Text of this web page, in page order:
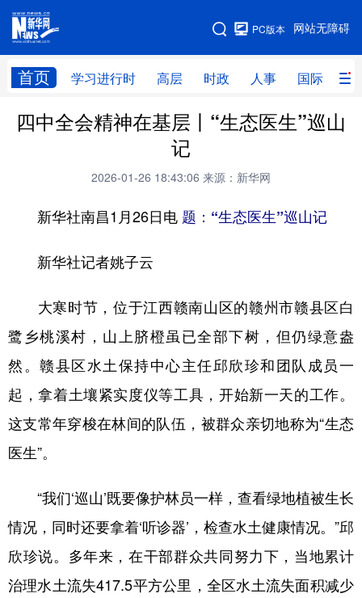
网站无障碍
PC版本
首页 学习进行时 高层 时政 人事 国际 财
网站地图
学习进行时 高层 时政 人事
科技 科创 量子 体育
文化 书画
食品 人居 信息化 数字经济
学术中国 乡村振兴 银龄 溯源中国
城市 旅游 能源 会展
彩票
公益 一带一路 亚太网 上市公司
文化产业
地方频道
四中全会精神在基层丨“生态医生”巡山
记
2026-01-26 18:43:06 来源：新华网
新华社南昌1月26日电 题：“生态医生”巡山记
新华社记者姚子云
大寒时节，位于江西赣南山区的赣州市赣县区白
鹭乡桃溪村，山上脐橙虽已全部下树，但仍绿意盎
然。赣县区水土保持中心主任邱欣珍和团队成员一
起，拿着土壤紧实度仪等工具，开始新一天的工作。
这支常年穿梭在林间的队伍，被群众亲切地称为“生态
医生”。
“我们‘巡山’既要像护林员一样，查看绿地植被生长
情况，同时还要拿着‘听诊器’，检查水土健康情况。”邱
欣珍说。多年来，在干部群众共同努力下，当地累计
治理水土流失417.5平方公里，全区水土流失面积减少